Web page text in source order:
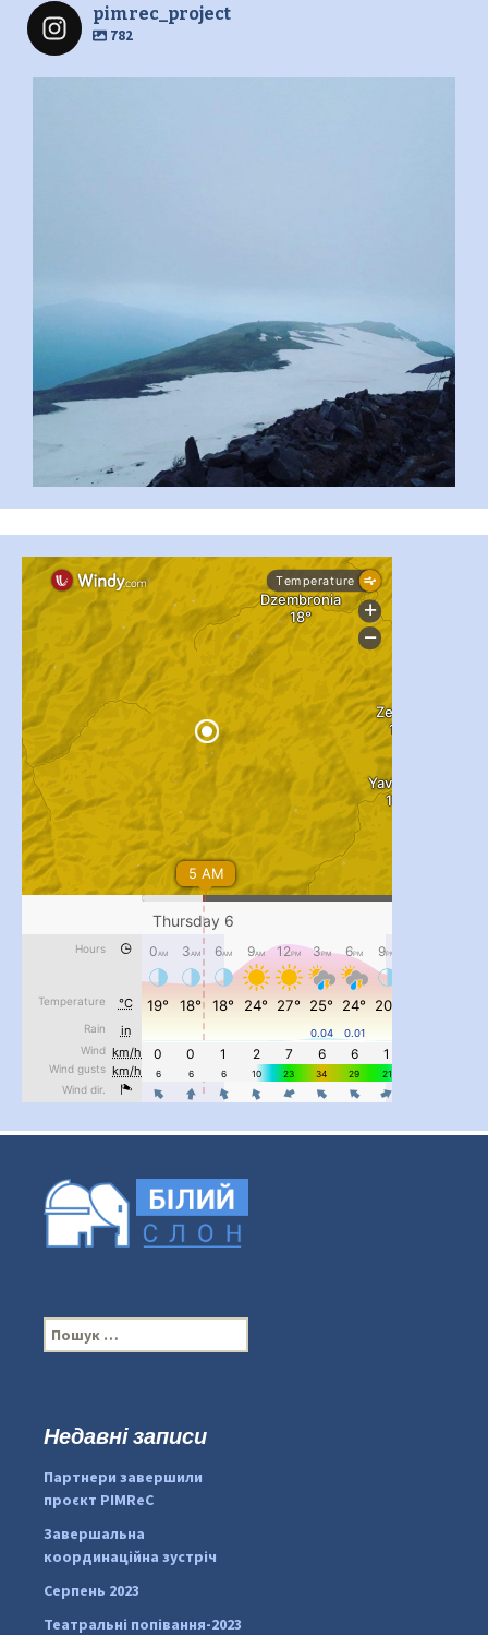
pimrec_project
782
...
pimrec_project
#PipIvanToday
#PipIvanWeather
 ...
pimrec_project
П
о
:Недавні записи
Партнери завершили
проєкт PIMReC
Завершальна
координаційна зустріч
Серпень 2023
Театральні попівання-2023